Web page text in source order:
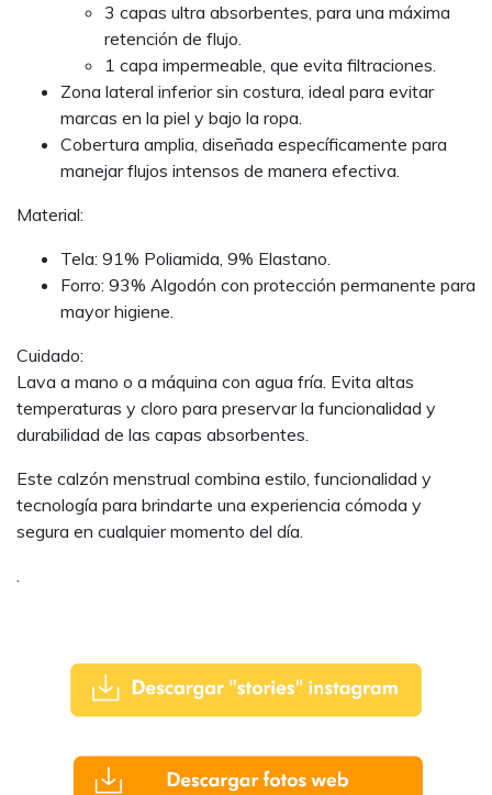
3 capas ultra absorbentes, para una máxima
retención de flujo.
1 capa impermeable, que evita filtraciones.
Zona lateral inferior sin costura, ideal para evitar
marcas en la piel y bajo la ropa.
Cobertura amplia, diseñada específicamente para
manejar flujos intensos de manera efectiva.
Material:
Tela: 91% Poliamida, 9% Elastano.
Forro: 93% Algodón con protección permanente para
mayor higiene.
Cuidado:
Lava a mano o a máquina con agua fría. Evita altas
temperaturas y cloro para preservar la funcionalidad y
durabilidad de las capas absorbentes.
Este calzón menstrual combina estilo, funcionalidad y
tecnología para brindarte una experiencia cómoda y
segura en cualquier momento del día.
.